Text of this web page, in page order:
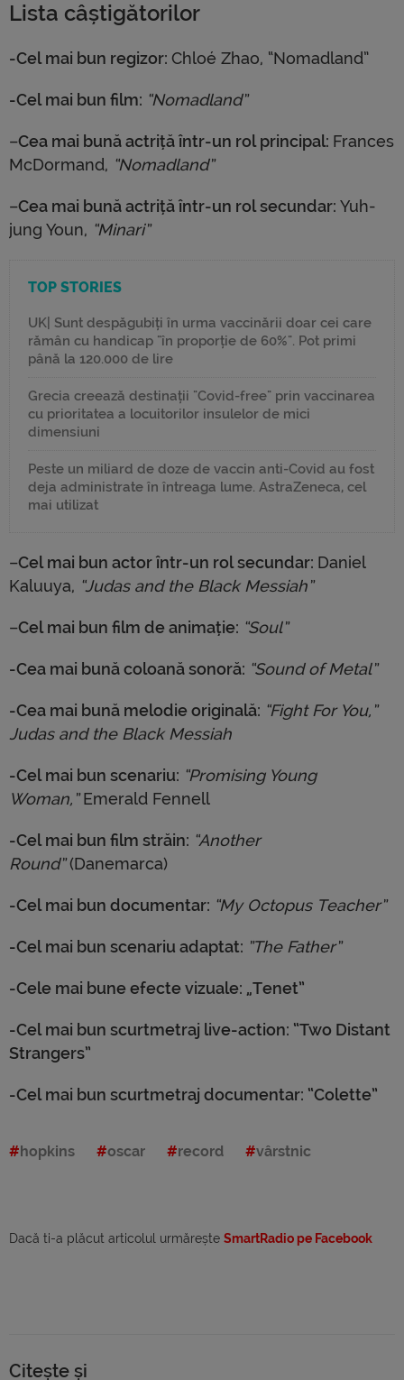
Lista câștigătorilor
-Cel mai bun regizor: Chloé Zhao, “Nomadland”
-Cel mai bun film: “Nomadland”
–Cea mai bună actriță într-un rol principal: Frances
McDormand, “Nomadland”
–Cea mai bună actriță într-un rol secundar: Yuh-
jung Youn, “Minari”
TOP STORIES
UK| Sunt despăgubiți în urma vaccinării doar cei care
rămân cu handicap "în proporție de 60%". Pot primi
până la 120.000 de lire
Grecia creează destinații "Covid-free" prin vaccinarea
cu prioritatea a locuitorilor insulelor de mici
dimensiuni
Peste un miliard de doze de vaccin anti-Covid au fost
deja administrate în întreaga lume. AstraZeneca, cel
mai utilizat
–Cel mai bun actor într-un rol secundar: Daniel
Kaluuya, “Judas and the Black Messiah”
–Cel mai bun film de animație: “Soul”
-Cea mai bună coloană sonoră: “Sound of Metal”
-Cea mai bună melodie originală: “Fight For You,”
Judas and the Black Messiah
-Cel mai bun scenariu: “Promising Young
Woman,”Emerald Fennell
-Cel mai bun film străin: “Another
Round”(Danemarca)
-Cel mai bun documentar: “My Octopus Teacher”
-Cel mai bun scenariu adaptat: ”The Father”
-Cele mai bune efecte vizuale: „Tenet”
-Cel mai bun scurtmetraj live-action: “Two Distant
Strangers”
-Cel mai bun scurtmetraj documentar: “Colette”
hopkins oscar record vârstnic
Dacă ti-a plăcut articolul urmărește SmartRadio pe Facebook
Citește și